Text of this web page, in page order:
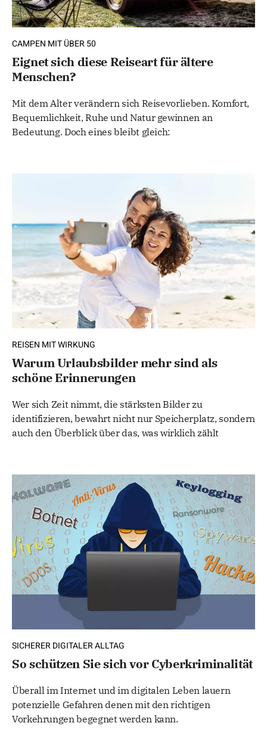
CAMPEN MIT ÜBER 50
Eignet sich diese Reiseart für ältere
Menschen?
Mit dem Alter verändern sich Reisevorlieben. Komfort,
Bequemlichkeit, Ruhe und Natur gewinnen an
Bedeutung. Doch eines bleibt gleich:
REISEN MIT WIRKUNG
Warum Urlaubsbilder mehr sind als
schöne Erinnerungen
Wer sich Zeit nimmt, die stärksten Bilder zu
identifizieren, bewahrt nicht nur Speicherplatz, sondern
auch den Überblick über das, was wirklich zählt
SICHERER DIGITALER ALLTAG
So schützen Sie sich vor Cyberkriminalität
Überall im Internet und im digitalen Leben lauern
potenzielle Gefahren denen mit den richtigen
Vorkehrungen begegnet werden kann.